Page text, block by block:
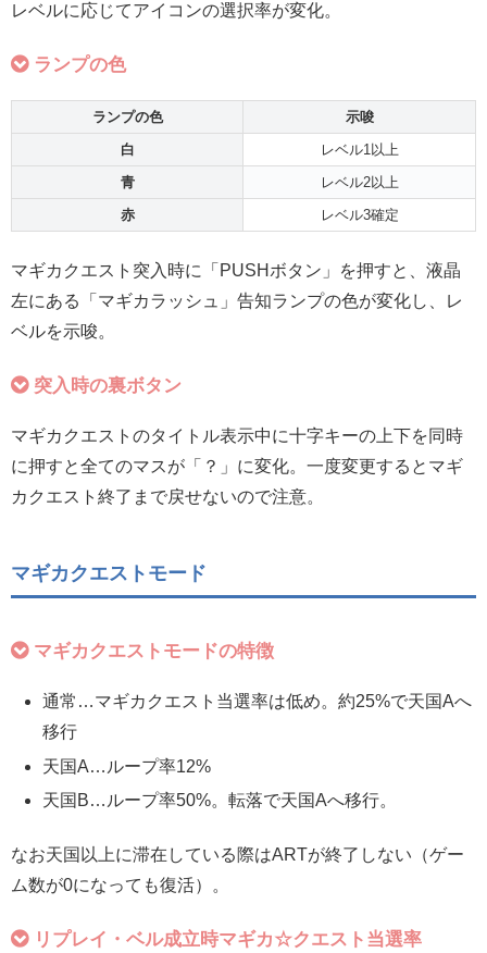
レベルに応じてアイコンの選択率が変化。
ランプの色
ランプの色
示唆
白
レベル1以上
青
レベル2以上
赤
レベル3確定
マギカクエスト突入時に「PUSHボタン」を押すと、液晶
左にある「マギカラッシュ」告知ランプの色が変化し、レ
ベルを示唆。
突入時の裏ボタン
マギカクエストのタイトル表示中に十字キーの上下を同時
に押すと全てのマスが「？」に変化。一度変更するとマギ
カクエスト終了まで戻せないので注意。
マギカクエストモード
マギカクエストモードの特徴
通常…マギカクエスト当選率は低め。約25%で天国Aへ
移行
天国A…ループ率12%
天国B…ループ率50%。転落で天国Aへ移行。
なお天国以上に滞在している際はARTが終了しない（ゲー
ム数が0になっても復活）。
リプレイ・ベル成立時マギカ☆クエスト当選率